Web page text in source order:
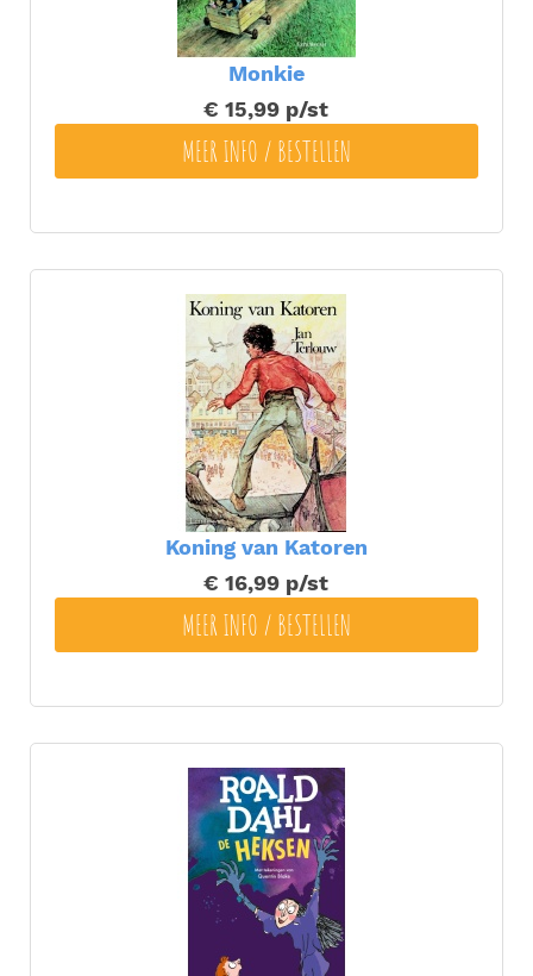
Monkie
€ 15,99 p/st
MEER INFO / BESTELLEN
Koning van Katoren
€ 16,99 p/st
MEER INFO / BESTELLEN